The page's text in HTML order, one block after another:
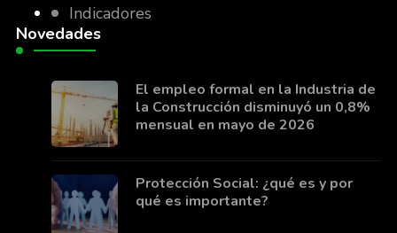
Indicadores
Novedades
El empleo formal en la Industria de
la Construcción disminuyó un 0,8%
mensual en mayo de 2026
Protección Social: ¿qué es y por
qué es importante?